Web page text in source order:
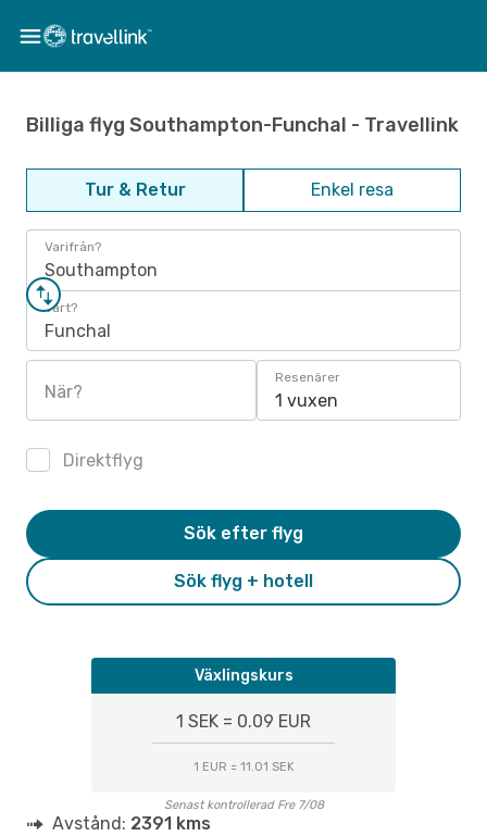
Billiga flyg Southampton-Funchal - Travellink
Tur & Retur Enkel resa
Varifrån?
Southampton
Vart?
Funchal
När?
Resenärer
1 vuxen
Direktflyg
Sök flyg + hotell
Sök efter flyg
Växlingskurs
1 SEK = 0.09 EUR
1 EUR = 11.01 SEK
Senast kontrollerad Fre 7/08
Avstånd: 2391 kms